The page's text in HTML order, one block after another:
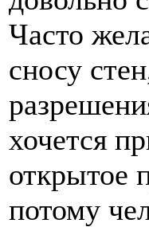
Часто
сносу
хочется
открытое
потому